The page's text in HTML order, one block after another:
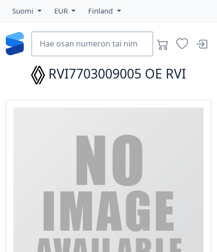
Suomi EUR Finland
RVI7703009005 OE RVI